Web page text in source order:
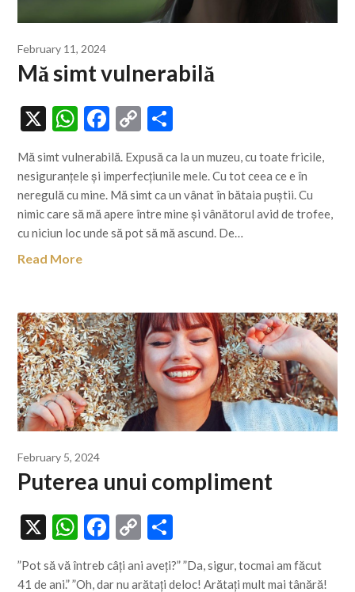
February 11, 2024
Mă simt vulnerabilă
X WhatsApp
Facebook
Copy
Mă simt vulnerabilă. Expusă ca la un muzeu, cu toate fricile,
nesiguranțele și imperfecțiunile mele. Cu tot ceea ce e în
neregulă cu mine. Mă simt ca un vânat în bătaia puștii. Cu
nimic care să mă apere între mine și vânătorul avid de trofee,
cu niciun loc unde să pot să mă ascund. De…
Read More
February 5, 2024
Puterea unui compliment
X WhatsApp
Facebook
Copy
Link
”Pot să vă întreb câți ani aveți?” ”Da, sigur, tocmai am făcut
41 de ani.” ”Oh, dar nu arătați deloc! Arătați mult mai tânără!